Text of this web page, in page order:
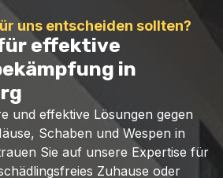
uns entscheiden sollten?
effektive
in
und effektive Lösungen gegen
Schaben und Wespen in
Sie auf unsere Expertise für
Zuhause oder